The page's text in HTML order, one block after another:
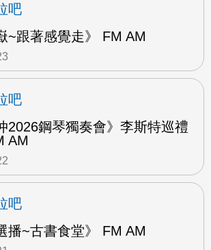
吧
~跟著感覺走》 FM AM
吧
2026鋼琴獨奏會》李斯特巡禮
AM
吧
播~古書食堂》 FM AM